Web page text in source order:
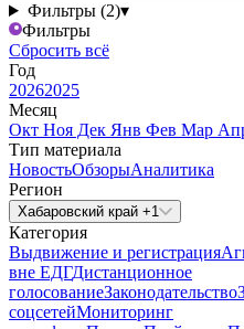
Фильтры (2)▾
Фильтры
Сбросить всё
Год
20262025
Месяц
Окт Ноя Дек Янв Фев Мар
Тип материала
НовостьОбзорыАналитика
Регион
Хабаровский край +1
Категория
Выдвижение и регистрация
вне ЕДГДистанционное
голосованиеЗаконодательство
соцсетейМониторинг